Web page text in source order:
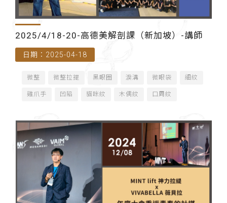
2025/4/18-20-高德美解剖課（新加坡）-講師
日期：2025-04-18
微整 微整拉提 黑眼圈 淚溝 微眼袋 細紋
雞爪手 凹陷 貓咪紋 木偶紋 口周紋